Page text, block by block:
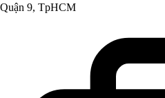
Quận 9, TpHCM